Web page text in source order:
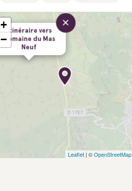
Itinéraire vers
Domaine du Mas
Neuf
×
+
−
Leaflet | ©OpenStreetMap